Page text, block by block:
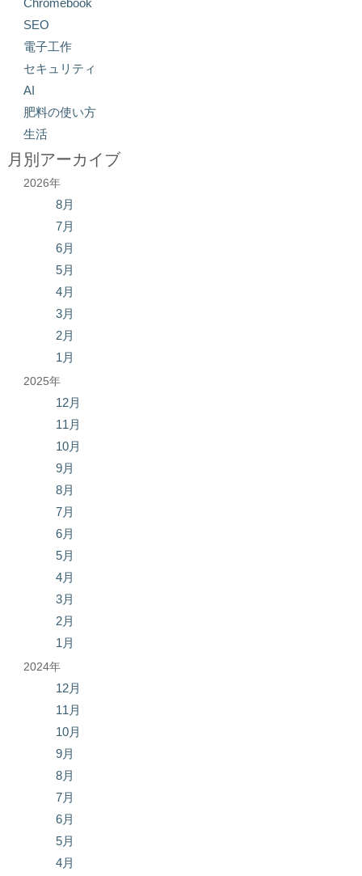
Chromebook
SEO
電子工作
セキュリティ
AI
肥料の使い方
生活
月別アーカイブ
2026年
8月
7月
6月
5月
4月
3月
2月
1月
2025年
12月
11月
10月
9月
8月
7月
6月
5月
4月
3月
2月
1月
2024年
12月
11月
10月
9月
8月
7月
6月
5月
4月